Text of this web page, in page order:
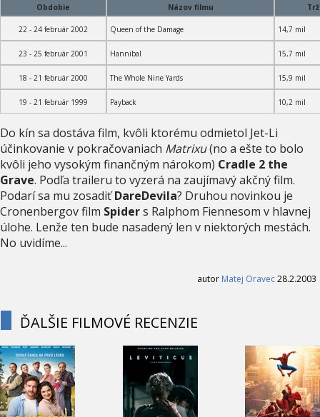
Obdobie Názov filmu
22 - 24 február 2002 Queen of the Damage 14,7 mil
23 - 25 február 2001 Hannibal 15,7 mil
18 - 21 február 2000 The Whole Nine Yards 15,9 mil
19 - 21 február 1999 Payback 10,2 mil
Do kín sa dostáva film, kvôli ktorému odmietol Jet-Li
účinkovanie v pokračovaniach Matrixu(no a ešte to bolo
kvôli jeho vysokým finančným nárokom) Cradle 2 the
Grave. Podľa traileru to vyzerá na zaujímavý akčný film.
Podarí sa mu zosadiťDareDevila? Druhou novinkou je
Cronenbergov film Spiders Ralphom Fiennesom v hlavnej
úlohe. Lenže ten bude nasadený len v niektorých mestách.
No uvidíme...
autor Matej Oravec28.2.2003
ĎALŠIE FILMOVÉ RECENZIE